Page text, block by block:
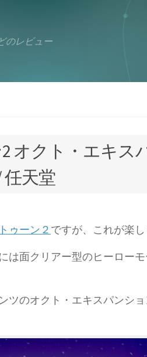
のレビュー
オクト・エキス
任天堂
ゥーン２ ですが、これが楽し
は面クリアー型のヒーロー
ツのオクト・エキスパンシ